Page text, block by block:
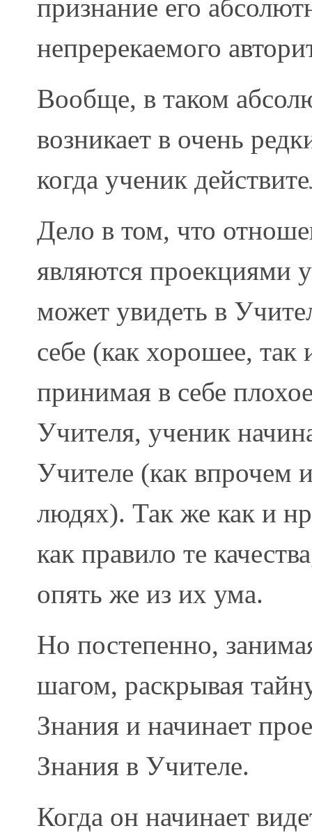
признание его
непререкаемого
Вообще, в таком
возникает в очень
когда ученик
Дело в том, что
являются проекциями
может увидеть в
себе (как хорошее,
принимая в себе
Учителя, ученик
Учителе (как впрочем
людях). Так же как и
как правило те
опять же из их ума.
Но постепенно,
шагом, раскрывая
Знания и начинает
Знания в Учителе.
Когда он начинает